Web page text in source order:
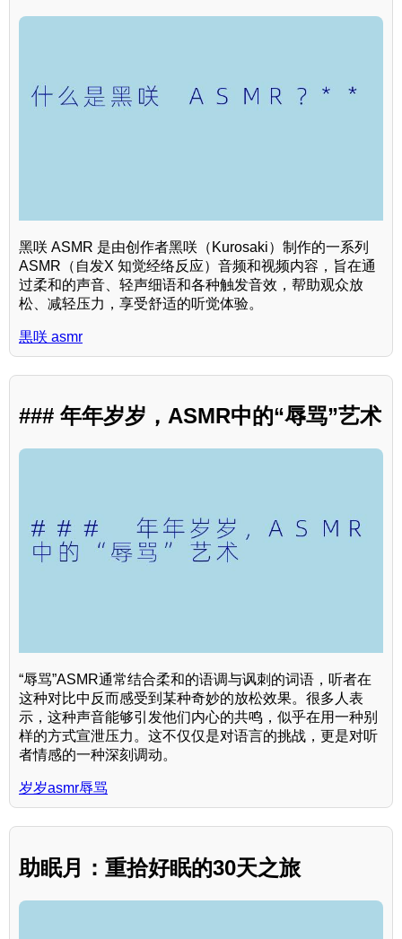
黑咲 ASMR 是由创作者黑咲（Kurosaki）制作的一系列
ASMR（自发X 知觉经络反应）音频和视频内容，旨在通
过柔和的声音、轻声细语和各种触发音效，帮助观众放
松、减轻压力，享受舒适的听觉体验。
黒咲 asmr
### 年年岁岁，ASMR中的“辱骂”艺术
“辱骂”ASMR通常结合柔和的语调与讽刺的词语，听者在
这种对比中反而感受到某种奇妙的放松效果。很多人表
示，这种声音能够引发他们内心的共鸣，似乎在用一种别
样的方式宣泄压力。这不仅仅是对语言的挑战，更是对听
者情感的一种深刻调动。
岁岁asmr辱骂
助眠月：重拾好眠的30天之旅